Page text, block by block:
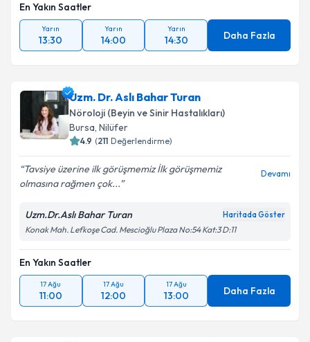
En Yakın Saatler
Yarın
13:30
Yarın
14:00
Yarın
14:30 Daha Fazla
Uzm. Dr. Aslı Bahar Turan
Nöroloji (Beyin ve Sinir Hastalıkları)
Bursa, Nilüfer
4.9 (211 Değerlendirme)
Tavsiye üzerine ilk görüşmemiz İlk görüşmemiz
olmasına rağmen çok...
Devamı
Uzm.Dr.Aslı Bahar Turan Haritada Göster
Konak Mah. Lefkoşe Cad. Mescioğlu Plaza No:54 Kat:3 D:11
En Yakın Saatler
17 Ağu
11:00
17 Ağu
12:00
17 Ağu
13:00 Daha Fazla